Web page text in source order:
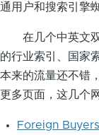
通用户和搜索引擎
在几个中英文双
的行业索引、国家
本来的流量还不错
更多页面，这几个
Foreign